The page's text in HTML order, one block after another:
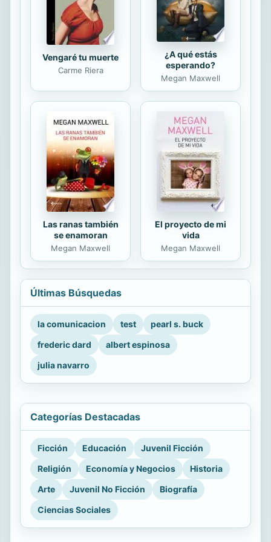
Vengaré tu muerte
Carme Riera
¿A qué estás
esperando?
Megan Maxwell
Las ranas también
se enamoran
Megan Maxwell
El proyecto de mi
vida
Megan Maxwell
Últimas Búsquedas
la comunicacion test
pearl s. buck
frederic dard
albert espinosa
julia navarro
Categorías Destacadas
Ficción Educación
Juvenil Ficción
Religión
Economía y Negocios
Historia
Arte
Juvenil No Ficción
Biografía
Ciencias Sociales